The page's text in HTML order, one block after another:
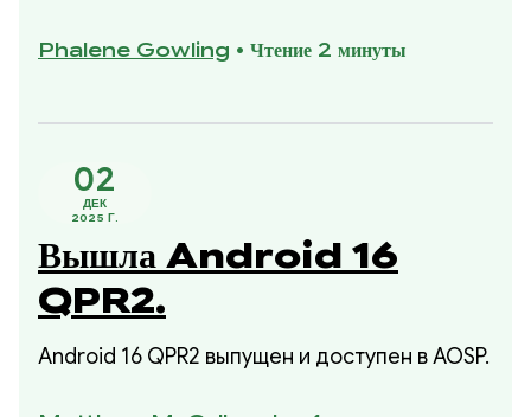
полную информацию о ваших финансовых
показателях и конкретные, подкрепленные
Phalene Gowling • Чтение 2 минуты
02
ДЕК
2025 Г.
Вышла Android 16
QPR2.
Android 16 QPR2 выпущен и доступен в AOSP.